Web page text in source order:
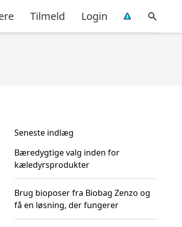
Tilmeld Login
Seneste indlæg
Bæredygtige valg inden for
kæledyrsprodukter
Brug bioposer fra Biobag Zenzo og
få en løsning, der fungerer